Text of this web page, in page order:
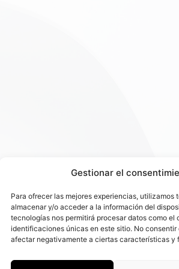
Gestionar el
Para ofrecer las mejores experiencias, utilizamos
almacenar y/o acceder a la información del
tecnologías nos permitirá procesar datos como
identificaciones únicas en este sitio. No
afectar negativamente a ciertas características y